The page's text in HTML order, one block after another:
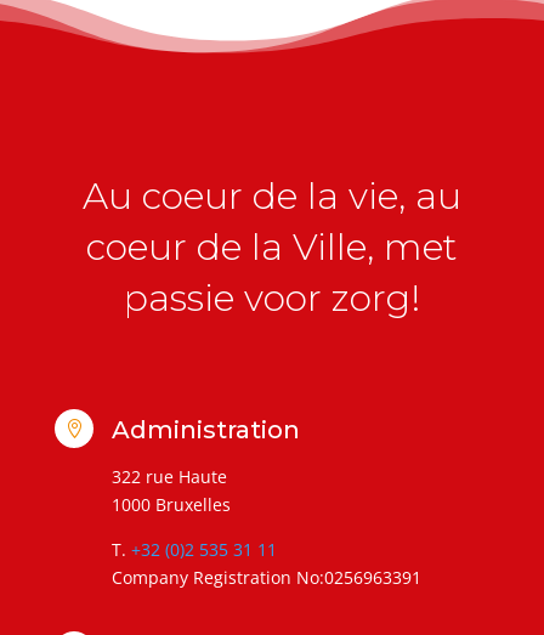
Au coeur de la vie, au
coeur de la Ville, met
passie voor zorg!
 Administration
322 rue Haute
1000 Bruxelles
T. +32 (0)2 535 31 11
Company Registration No:0256963391